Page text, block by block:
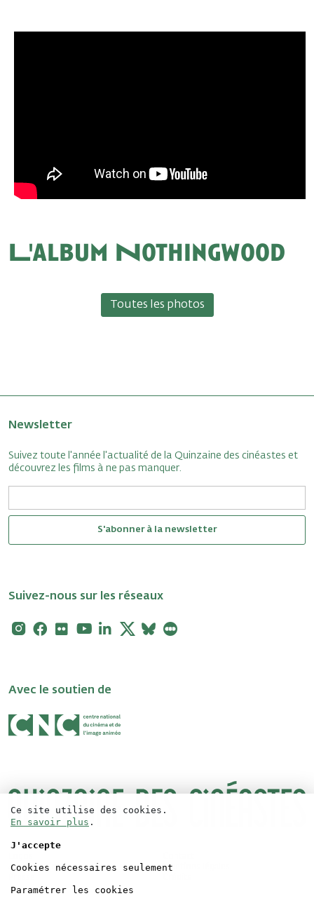
L'album Nothingwood
Toutes les photos
Newsletter
Suivez toute l'année l'actualité de la Quinzaine des cinéastes et
découvrez les films à ne pas manquer.
S'abonner à la newsletter
Suivez-nous sur les réseaux
Instagram
Facebook
FlickrYoutubeLinkedin
X Bluesky
Avec le soutien de
Accréditations
Mentions légales
Ce site utilise des cookies.
En savoir plus .
J'accepte
Cookies nécessaires seulement
Paramétrer les cookies